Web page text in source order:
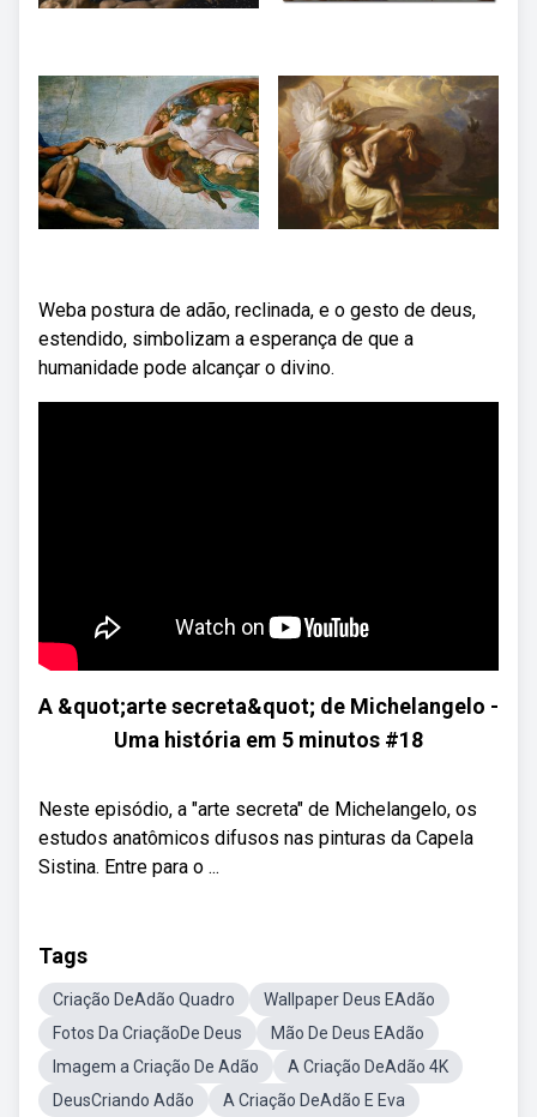
Weba postura de adão, reclinada, e o gesto de deus,
estendido, simbolizam a esperança de que a
humanidade pode alcançar o divino.
A &quot;arte secreta&quot; de Michelangelo -
Uma história em 5 minutos #18
Neste episódio, a "arte secreta" de Michelangelo, os
estudos anatômicos difusos nas pinturas da Capela
Sistina. Entre para o ...
Tags
Criação DeAdão Quadro
Wallpaper Deus EAdão
Fotos Da CriaçãoDe Deus
Mão De Deus EAdão
Imagem a Criação De Adão
A Criação DeAdão 4K
DeusCriando Adão
A Criação DeAdão E Eva